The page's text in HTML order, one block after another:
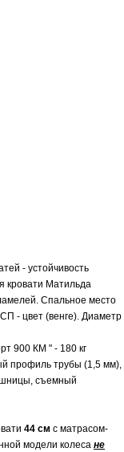
- устойчивость
кровати Матильда
Спальное место
- цвет (венге). Диаметр
900 КМ " - 180 кг
профиль трубы (1,5 мм),
съемный
44 см с матрасом-
модели колеса не